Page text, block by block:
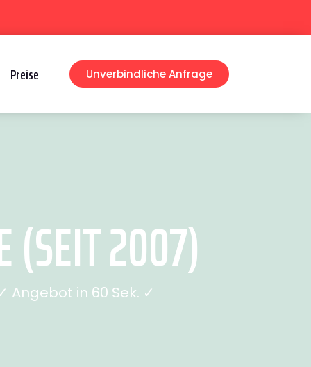
Preise Unverbindliche Anfrage
(SEIT 2007)
Angebot in 60 Sek. ✓